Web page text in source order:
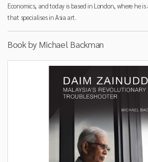
Economics, and today is based in London, where he
that specialises in Asia art.
Book by Michael Backman